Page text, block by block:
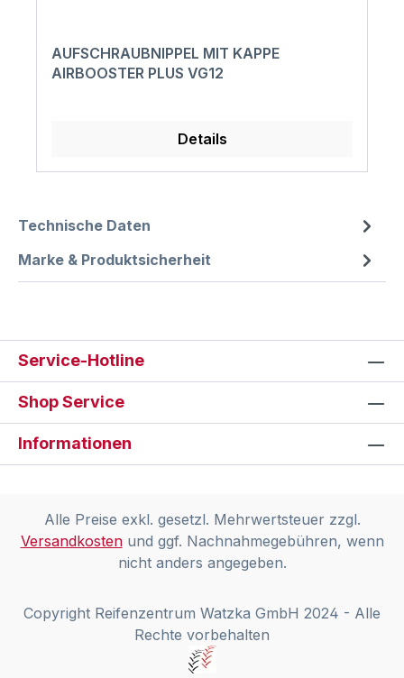
AUFSCHRAUBNIPPEL MIT KAPPE
AIRBOOSTER PLUS VG12
Details
Technische Daten
Marke & Produktsicherheit
Service-Hotline
Shop Service
Informationen
Alle Preise exkl. gesetzl. Mehrwertsteuer zzgl.
Versandkostenund ggf. Nachnahmegebühren, wenn
nicht anders angegeben.
Copyright Reifenzentrum Watzka GmbH 2024 - Alle
Rechte vorbehalten